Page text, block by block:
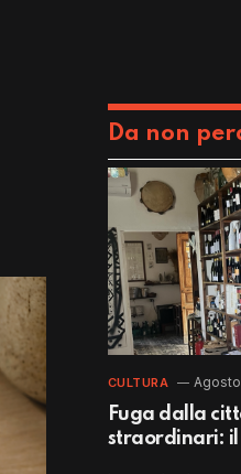
Da non
CULTURA
Fuga dalla
straordinari: il